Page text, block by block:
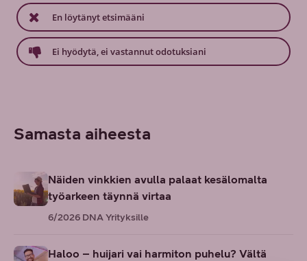
En löytänyt etsimääni
Ei hyödytä, ei vastannut odotuksiani
Samasta aiheesta
Näiden vinkkien avulla palaat kesälomalta
työarkeen täynnä virtaa
6/2026 DNA Yrityksille
Haloo – huijari vai harmiton puhelu? Vältä